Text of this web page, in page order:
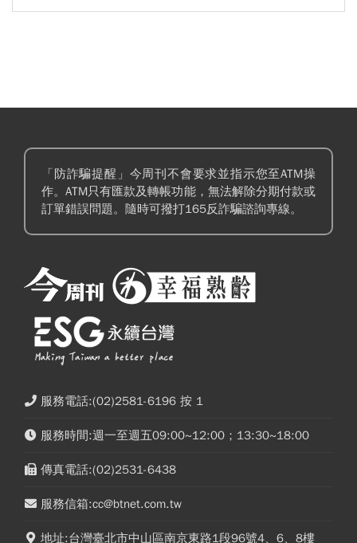
「防詐騙提醒」今周刊不會要求並指示您至ATM操
作。ATM只有匯款及轉帳功能，無法解除分期付款或
訂單錯誤問題。隨時可撥打165反詐騙諮詢專線。
服務電話:(02)2581-6196 按 1
服務時間:週一至週五09:00~12:00；13:30~18:00
傳真電話:(02)2531-6438
服務信箱:cc@btnet.com.tw
地址:台灣臺北市中山區南京東路1段96號4、6、8樓